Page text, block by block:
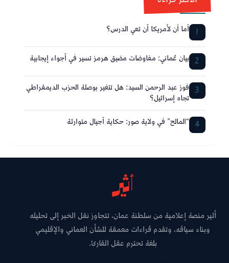
1 أما آن لأمريكا أن تعي الدرس؟
2 بيان عُماني: مفاوضات مضيق هرمز تسير في أجواء إيجابية
3 فوز عبد الرحمن السيد: هل تتغير بوصلة الحزب الديمقراطي
تجاه إسرائيل؟
4 “المالح” في ولاية صور: حكاية أجيال متوارثة
أثير منصة إعلامية من سلطنة عمان، تتجاوز نقل الخبر إلى تحليله
وبناء سياقه، وتقدم قراءات معمقة للشأن العماني والإقليمي
بلغة تحترم عقل القارئ.